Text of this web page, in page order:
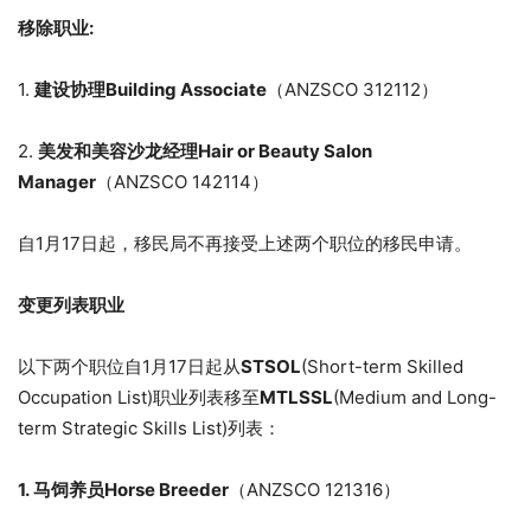
移除职业:
1. 建设协理Building Associate （ANZSCO 312112）
2. 美发和美容沙龙经理Hair or Beauty Salon
Manager （ANZSCO 142114）
自1月17日起，移民局不再接受上述两个职位的移民申请。
变更列表职业
以下两个职位自1月17日起从STSOL(Short-term Skilled
Occupation List)职业列表移至MTLSSL(Medium and Long-
term Strategic Skills List)列表：
1.马饲养员Horse Breeder （ANZSCO 121316）